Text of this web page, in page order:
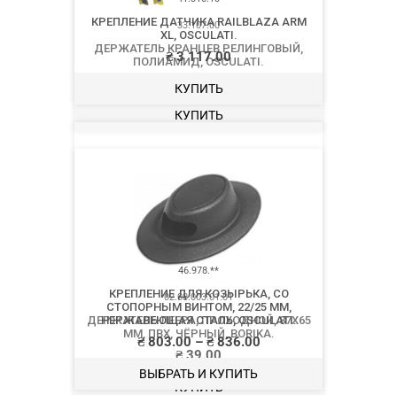
33.107.00
ДЕРЖАТЕЛЬ КРАНЦЕВ РЕЛИНГОВЫЙ,
ПОЛИАМИД, OSCULATI.
1 161.00
КУПИТЬ
02.08.003.01.01
ДЕРЖАТЕЛЬ ЛЕЕРА, ПРОХОДНОЙ, 87Х65
ММ, ПВХ, ЧЁРНЫЙ, BORIKA.
₴39.00
КУПИТЬ